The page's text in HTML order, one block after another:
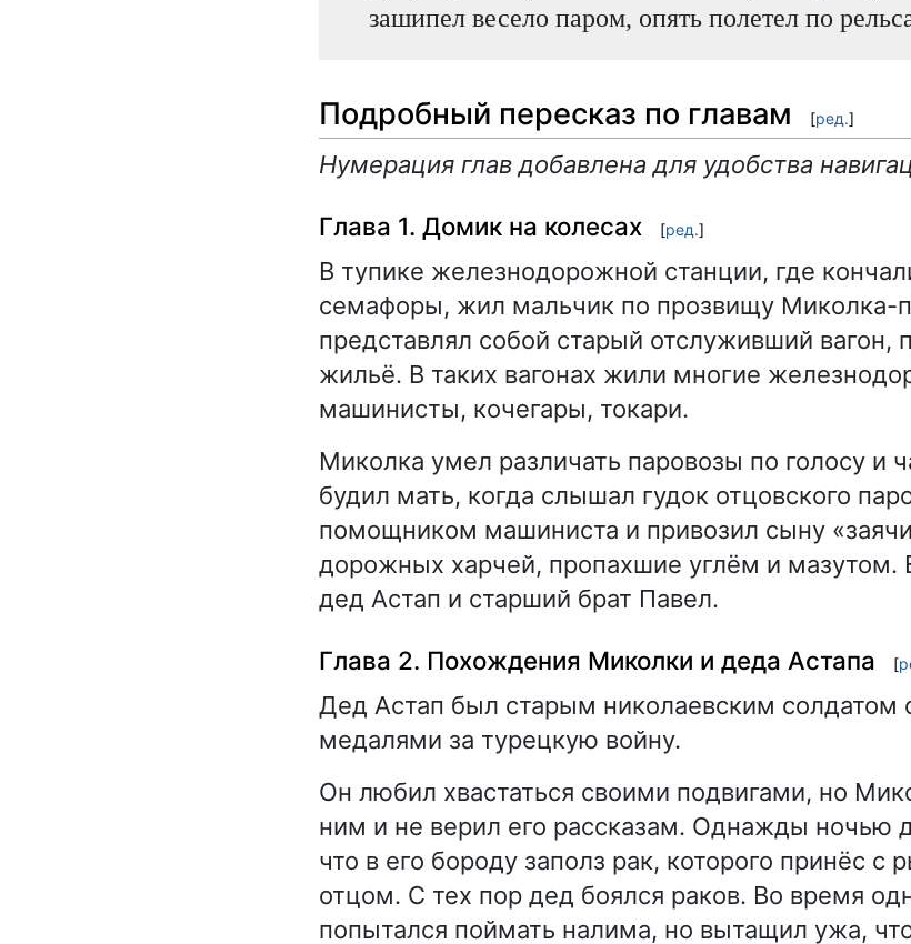
зашипел весело паром, опять полетел по
Подробный пересказ по главам [ред.]
Нумерация глав добавлена для удобства
Глава 1. Домик на колесах [ред.]
В тупике железнодорожной станции, где
семафоры, жил мальчик по прозвищу Миколка-
представлял собой старый отслуживший вагон,
жильё. В таких вагонах жили многие
машинисты, кочегары, токари.
Миколка умел различать паровозы по голосу и
будил мать, когда слышал гудок отцовского
помощником машиниста и привозил сыну
дорожных харчей, пропахшие углём и мазутом.
дед Астап и старший брат Павел.
Глава 2. Похождения Миколки и деда Астапа [
Дед Астап был старым николаевским солдатом
медалями за турецкую войну.
Он любил хвастаться своими подвигами, но
ним и не верил его рассказам. Однажды ночью
что в его бороду заполз рак, которого принёс с
отцом. С тех пор дед боялся раков. Во время
попытался поймать налима, но вытащил ужа,